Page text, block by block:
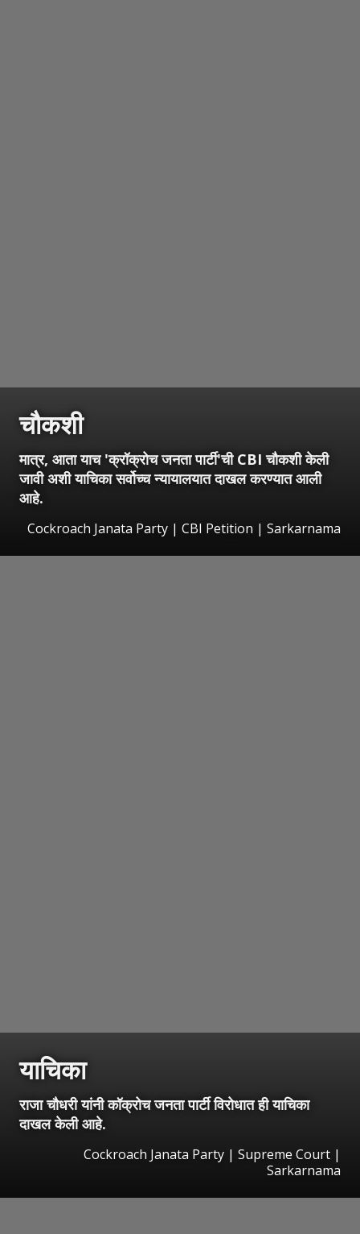
चौकशी
मात्र, आता याच 'क्रॉक्रोच जनता पार्टी'ची CBI चौकशी केली
जावी अशी याचिका सर्वोच्च न्यायालयात दाखल करण्यात आली
आहे.
Cockroach Janata Party | CBI Petition | Sarkarnama
याचिका
राजा चौधरी यांनी कॉक्रोच जनता पार्टी विरोधात ही याचिका
दाखल केली आहे.
Cockroach Janata Party | Supreme Court |
Sarkarnama